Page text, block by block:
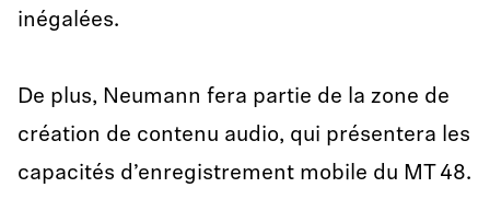
inégalées.
De plus, Neumann fera partie de la zone de
création de contenu audio, qui présentera les
capacités d’enregistrement mobile du MT 48.